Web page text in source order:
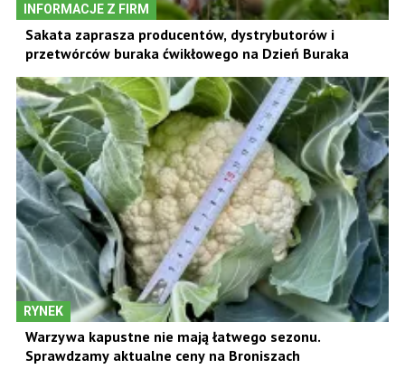
INFORMACJE Z FIRM
Sakata zaprasza producentów, dystrybutorów i
przetwórców buraka ćwikłowego na Dzień Buraka
RYNEK
Warzywa kapustne nie mają łatwego sezonu.
Sprawdzamy aktualne ceny na Broniszach